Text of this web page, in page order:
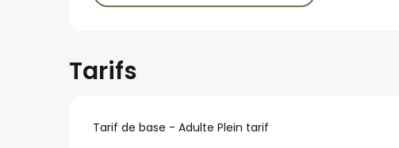
Tarifs
Tarif de base - Adulte Plein tarif